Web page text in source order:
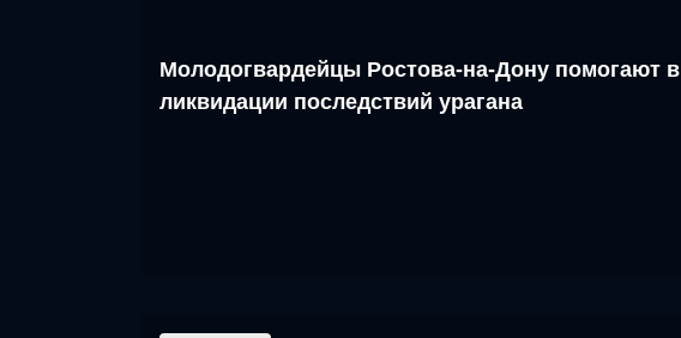
Молодогвардейцы Ростова-на-Дону помогают в
ликвидации последствий урагана